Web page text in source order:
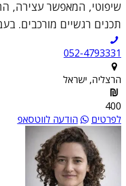
שיפוטי, המאפשר עצירה,
תכנים רגשיים מורכבים.
052-4793331
הרצליה, ישראל
400
לפרטים
הודעה לווטסאפ